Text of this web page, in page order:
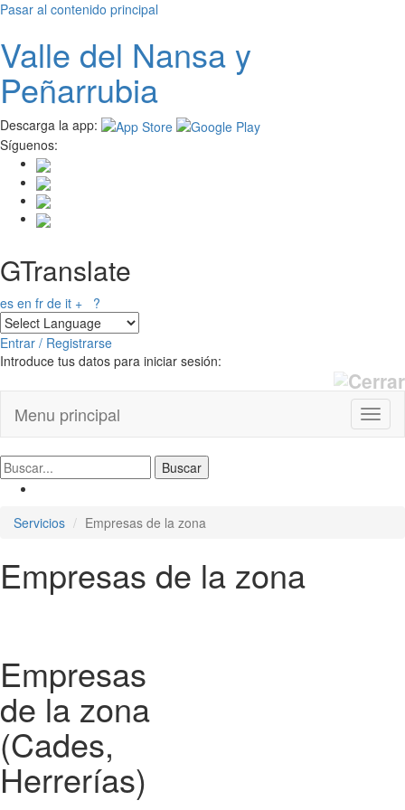
Pasar al contenido principal
Valle del Nansay
Peñarrubia
Descarga la app:
Síguenos:
GTranslate
es en fr de it + ?
Entrar / Registrarse
Introduce tus datos para iniciar sesión:
Menu principal
Servicios Empresas de la zona
Empresas de la zona
Empresas
de la zona
(Cades,
Herrerías)